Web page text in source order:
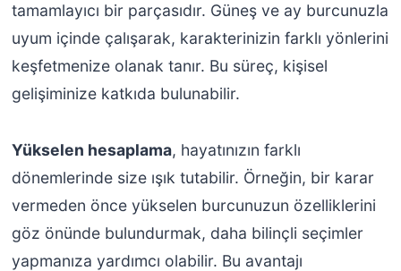
tamamlayıcı bir parçasıdır. Güneş ve ay burcunuzla
uyum içinde çalışarak, karakterinizin farklı yönlerini
keşfetmenize olanak tanır. Bu süreç, kişisel
gelişiminize katkıda bulunabilir.
Yükselen hesaplama, hayatınızın farklı
dönemlerinde size ışık tutabilir. Örneğin, bir karar
vermeden önce yükselen burcunuzun özelliklerini
göz önünde bulundurmak, daha bilinçli seçimler
yapmanıza yardımcı olabilir. Bu avantajı